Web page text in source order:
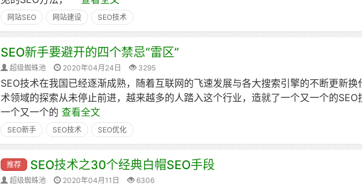
网站SEO 网站建设 SEO技术
SEO新手要避开的四个禁忌“雷区”
超级蜘蛛池 2020年04月24日 3295
SEO技术在我国已经逐渐成熟，随着互联网的飞速发展与各大搜索引擎的不断更新换
术领域的探索从未停止前进，越来越多的人踏入这个行业，造就了一个又一个的SEO
一个又一个的查看全文
SEO新手 SEO技术 SEO优化
推荐 SEO技术之30个经典白帽SEO手段
超级蜘蛛池 2020年04月11日 6306